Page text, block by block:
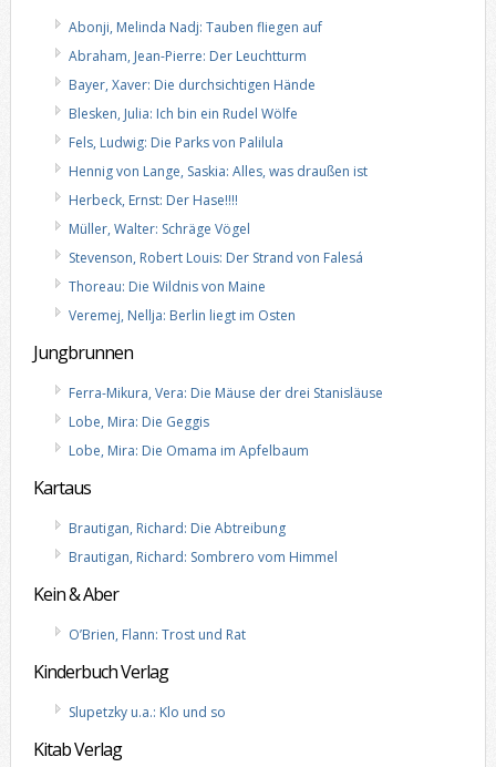
Abonji, Melinda Nadj: Tauben fliegen auf
Abraham, Jean-Pierre: Der Leuchtturm
Bayer, Xaver: Die durchsichtigen Hände
Blesken, Julia: Ich bin ein Rudel Wölfe
Fels, Ludwig: Die Parks von Palilula
Hennig von Lange, Saskia: Alles, was draußen ist
Herbeck, Ernst: Der Hase!!!!
Müller, Walter: Schräge Vögel
Stevenson, Robert Louis: Der Strand von Falesá
Thoreau: Die Wildnis von Maine
Veremej, Nellja: Berlin liegt im Osten
Jungbrunnen
Ferra-Mikura, Vera: Die Mäuse der drei Stanisläuse
Lobe, Mira: Die Geggis
Lobe, Mira: Die Omama im Apfelbaum
Kartaus
Brautigan, Richard: Die Abtreibung
Brautigan, Richard: Sombrero vom Himmel
Kein & Aber
O’Brien, Flann: Trost und Rat
Kinderbuch Verlag
Slupetzky u.a.: Klo und so
Kitab Verlag